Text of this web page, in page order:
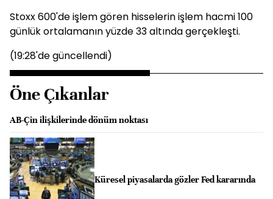
Stoxx 600'de işlem gören hisselerin işlem hacmi 100
günlük ortalamanın yüzde 33 altında gerçekleşti.
(19:28'de güncellendi)
Öne Çıkanlar
AB-Çin ilişkilerinde dönüm noktası
Küresel piyasalarda gözler Fed kararında